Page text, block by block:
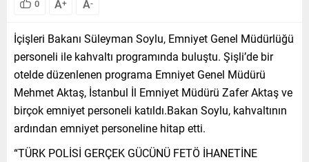
0 A+ A-
İçişleri Bakanı Süleyman Soylu, Emniyet Genel Müdürlüğü
personeli ile kahvaltı programında buluştu. Şişli’de bir
otelde düzenlenen programa Emniyet Genel Müdürü
Mehmet Aktaş, İstanbul İl Emniyet Müdürü Zafer Aktaş ve
birçok emniyet personeli katıldı.Bakan Soylu, kahvaltının
ardından emniyet personeline hitap etti.
“TÜRK POLİSİ GERÇEK GÜCÜNÜ FETÖ İHANETİNE